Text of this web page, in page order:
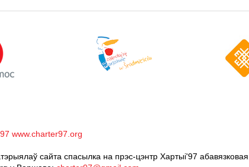
www.charter97.org
сайта спасылка на прэс-цэнтр Хартыi'97 абавязковая.